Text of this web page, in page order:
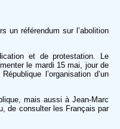
un référendum sur l’abolition
et de protestation. Le
le mardi 15 mai, jour de
l’organisation d’un
mais aussi à Jean-Marc
de consulter les Français par